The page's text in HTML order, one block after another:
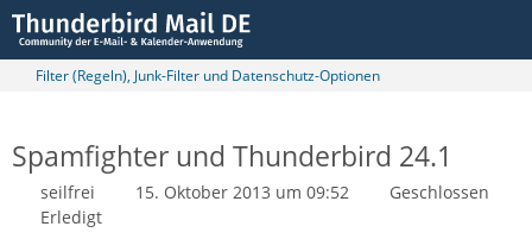
Filter (Regeln), Junk-Filter und Datenschutz-Optionen
Spamfighter und Thunderbird 24.1
seilfrei 15. Oktober 2013 um 09:52
Geschlossen
Erledigt